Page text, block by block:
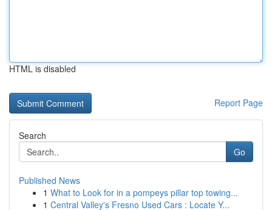
HTML is disabled
Report Page
Search
Go
Published News
1 What to Look for in a pompeys pillar top towing...
1 Central Valley's Fresno Used Cars : Locate Y...